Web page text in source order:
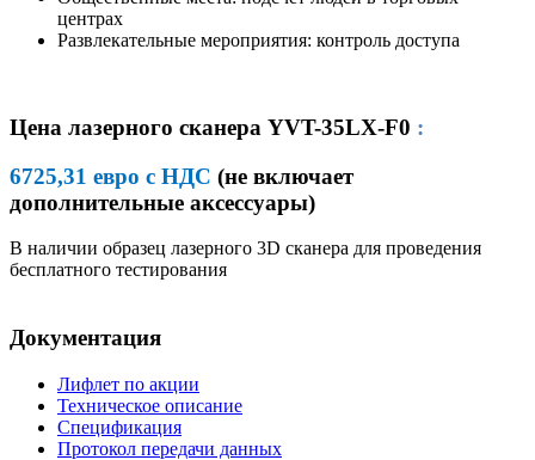
центрах
Развлекательные мероприятия: контроль доступа
Цена лазерного сканера YVT-35LX-F0 :
6725,31 евро с НДС (не включает
дополнительные аксессуары)
В наличии образец лазерного 3D сканера для проведения
бесплатного тестирования
Документация
Лифлет по акции
Техническое описание
Спецификация
Протокол передачи данных